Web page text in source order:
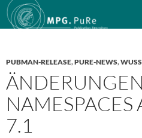
Suchen
ZUM
PUBMAN-RELEASE,PURE-NEWS,
7.1